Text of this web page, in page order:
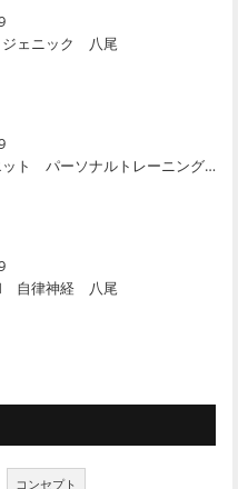
ェニック 八尾
最後のダイエット パーソナルトレーニング 八尾
自律神経 八尾
コンセプト